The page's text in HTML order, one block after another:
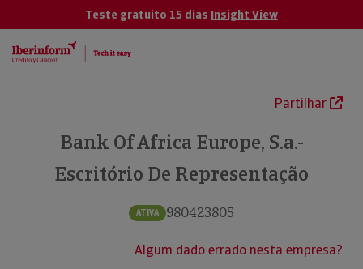
Teste gratuito 15 dias Insight View
Partilhar
Bank Of Africa Europe, S.a.-
Escritório De Representação
ATIVA 980423805
Algum dado errado nesta empresa?